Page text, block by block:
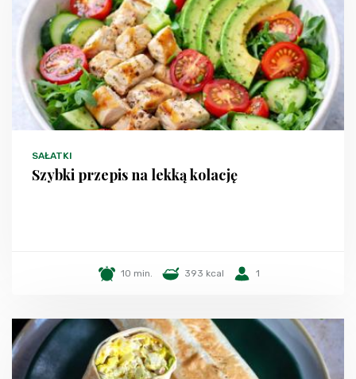
SAŁATKI
Szybki przepis na lekką kolację
10 min. 393 kcal 1